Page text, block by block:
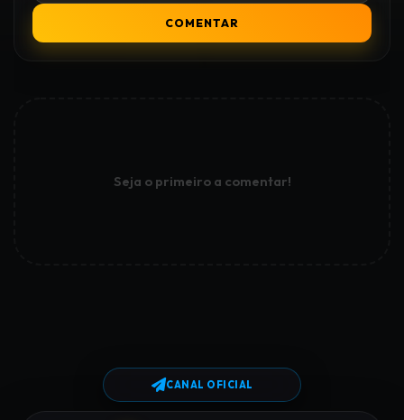
COMENTAR
Seja o primeiro a comentar!
CANAL OFICIAL